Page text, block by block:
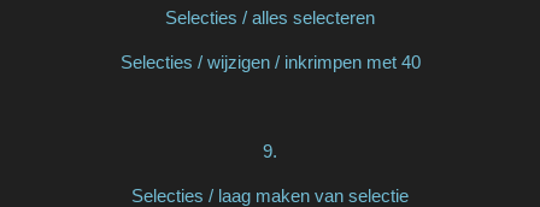
Selecties / alles selecteren
Selecties / wijzigen / inkrimpen met 40
9.
Selecties / laag maken van selectie